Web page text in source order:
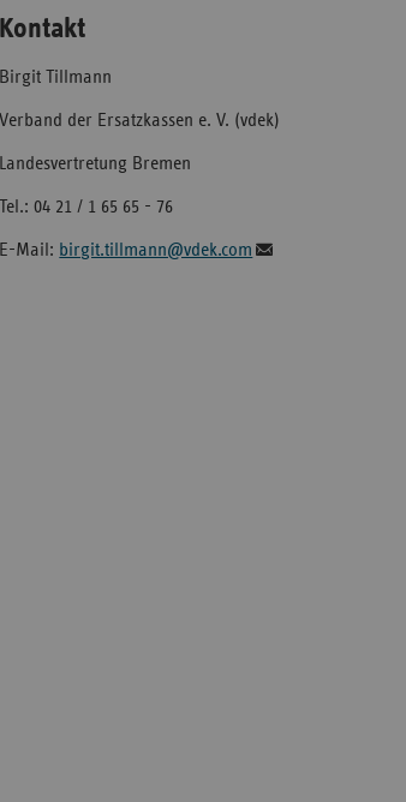
Kontakt
Birgit Tillmann
Verband der Ersatzkassen e. V. (vdek)
Landesvertretung Bremen
Tel.: 04 21 / 1 65 65 - 76
E-Mail: birgit.tillmann@vdek.com